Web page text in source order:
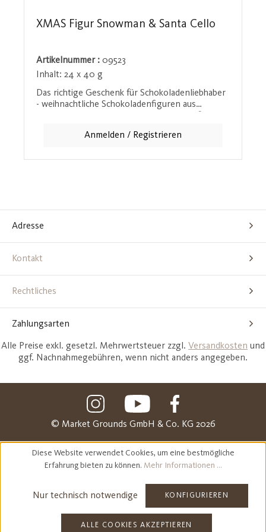
XMAS Figur Snowman & Santa Cello
Artikelnummer : 09523
Inhalt: 24 x 40 g
Das richtige Geschenk für Schokoladenliebhaber
- weihnachtliche Schokoladenfiguren aus
der perfekte Genuss für die Weihnachtszeit.
ideale Wahl für alle, die zu Weihnachten süße
Anmelden / Registrieren
Adresse
Kontakt
Rechtliches
Zahlungsarten
Alle Preise exkl. gesetzl. Mehrwertsteuer zzgl. Versandkosten und
ggf. Nachnahmegebühren, wenn nicht anders angegeben.
© Market Grounds GmbH & Co. KG 2026
Diese Website verwendet Cookies, um eine bestmögliche
Erfahrung bieten zu können. Mehr Informationen ...
Nur technisch notwendige KONFIGURIEREN
ALLE COOKIES AKZEPTIEREN